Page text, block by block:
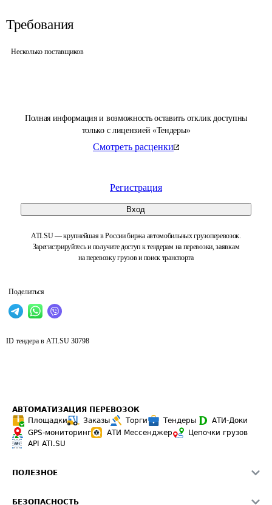
Полная информация и возможность оставить отклик доступны
только с лицензией «Тендеры»
Смотреть расценки
Регистрация
Вход
ATI.SU — крупнейшая в России биржа автомобильных грузоперевозок.
Зарегистрируйтесь и получите доступ к тендерам на перевозки, заявкам
на перевозку грузов и поиск транспорта
Поделиться
Требования
Несколько поставщиков
ID тендера в ATI.SU 30798
АВТОМАТИЗАЦИЯ ПЕРЕВОЗОК
Площадки
Заказы Торги Тендеры
АТИ-Доки
GPS-мониторинг
АТИ Мессенджер
Цепочки грузов
API ATI.SU
ПОЛЕЗНОЕ
БЕЗОПАСНОСТЬ